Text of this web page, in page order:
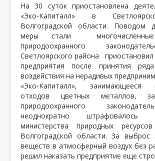
На 30 суток приостановлена
«Эко-Капиталл» в
Волгоградской области. Поводом
меры стали
природоохранного
Светлоярского района
предприятия после принятия
воздействия на нерадивых
«Эко-Капиталл», занимающееся
отходов цветных металлов,
природоохранного
неоднократно штрафовалось
министерства природных
Волгоградской области. За выброс
веществ в атмосферный воздух без
решил наказать предприятие еще